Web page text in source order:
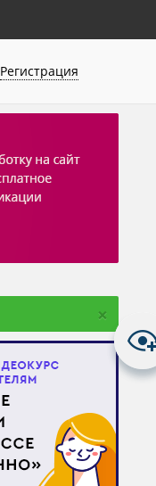
Регистрация
×